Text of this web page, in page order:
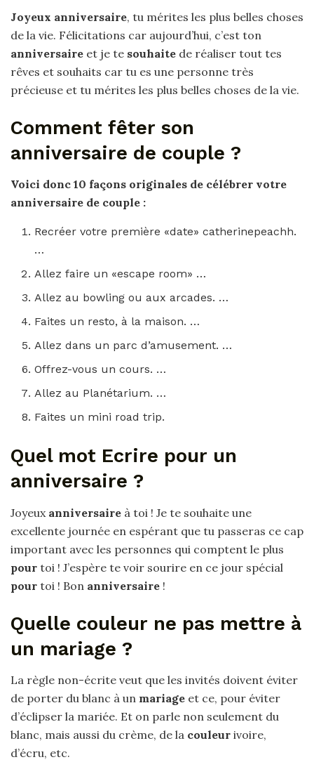
Joyeux anniversaire, tu mérites les plus belles choses
de la vie. Félicitations car aujourd’hui, c’est ton
anniversaire et je te souhaite de réaliser tout tes
rêves et souhaits car tu es une personne très
précieuse et tu mérites les plus belles choses de la vie.
Comment fêter son
anniversaire de couple ?
Voici donc 10 façons originales de célébrer votre
anniversaire de couple :
Recréer votre première «date» catherinepeachh.
…
Allez faire un «escape room» …
Allez au bowling ou aux arcades. …
Faites un resto, à la maison. …
Allez dans un parc d’amusement. …
Offrez-vous un cours. …
Allez au Planétarium. …
Faites un mini road trip.
Quel mot Ecrire pour un
anniversaire ?
Joyeux anniversaire à toi ! Je te souhaite une
excellente journée en espérant que tu passeras ce cap
important avec les personnes qui comptent le plus
pour toi ! J’espère te voir sourire en ce jour spécial
pour toi ! Bon anniversaire !
Quelle couleur ne pas mettre à
un mariage ?
La règle non-écrite veut que les invités doivent éviter
de porter du blanc à un mariage et ce, pour éviter
d’éclipser la mariée. Et on parle non seulement du
blanc, mais aussi du crème, de la couleur ivoire,
d’écru, etc.